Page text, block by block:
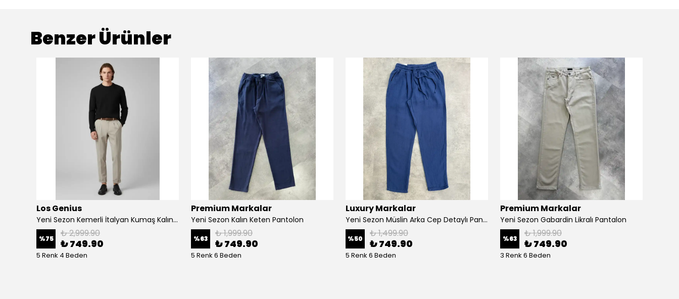
Benzer Ürünler
Los Genius
Yeni Sezon Kemerli İtalyan Kumaş Kalın Kışlık Casual Pantalon
%75 ₺ 2,999.90
₺ 749.90
5 Renk 4 Beden
Premium Markalar
Yeni Sezon Kalın Keten Pantolon
%63 ₺ 1,999.90
₺ 749.90
5 Renk 6 Beden
Luxury Markalar
Yeni Sezon Müslin Arka Cep Detaylı Pantalon
%50 ₺ 1,499.90
₺ 749.90
5 Renk 6 Beden
Premium Markalar
Yeni Sezon Gabardin Likralı Pantalon
%63 ₺ 1,999.90
₺ 749.90
3 Renk 6 Beden